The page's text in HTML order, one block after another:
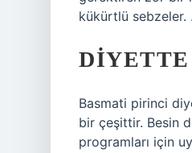
kükürtlü
Basmati pirinci
bir çeşittir. Besin
programları için